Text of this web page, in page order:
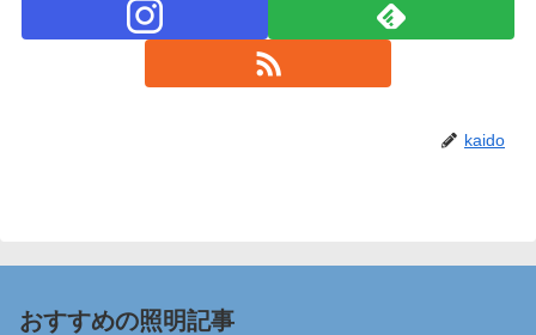
kaido
おすすめの照明記事